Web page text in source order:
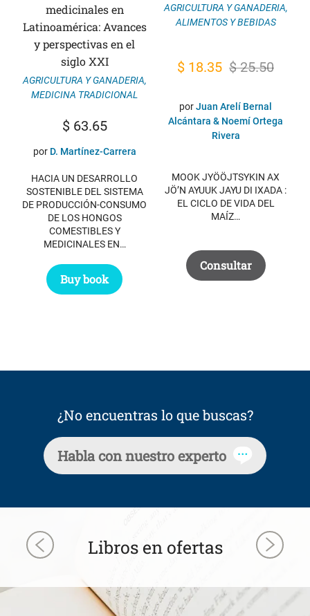
medicinales en
Latinoamérica: Avances
y perspectivas en el
siglo XXI
AGRICULTURA Y GANADERIA,
MEDICINA TRADICIONAL
$63.65
por D. Martínez-Carrera
HACIA UN DESARROLLO
SOSTENIBLE DEL SISTEMA
DE PRODUCCIÓN-CONSUMO
DE LOS HONGOS
COMESTIBLES Y
MEDICINALES EN…
Buy book
AGRICULTURA Y GANADERIA,
ALIMENTOS Y BEBIDAS
$25.50
El
original
era:
$ 18.35 El
actual
es:
porJuan Arelí Bernal
Alcántara & Noemí Ortega
Rivera
MOOK JYÖÖJTSYKIN AX
JÖ’N AYUUK JAYU DI IXADA :
EL CICLO DE VIDA DEL
MAÍZ…
Consultar
¿No encuentras lo que buscas?
Habla con nuestro experto
Libros en ofertas